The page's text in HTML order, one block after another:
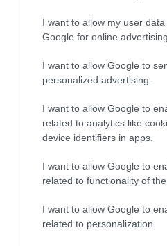
I want to allow my user
Google for online
I want to allow Google to
personalized advertising.
I want to allow Google to
related to analytics like
device identifiers in apps.
I want to allow Google to
related to functionality of
I want to allow Google to
related to personalization.
da diversi media internazionali,
d’ombra del mondo
governative, dei movimenti
governative contro i cosiddetti
“Coronavirus: tutto ciò che non
scosso il mondo”, "La morale
antifascismo" e "Le vite delle
previous
Suicidio De Donno, perché la